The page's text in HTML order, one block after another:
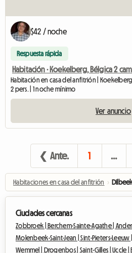
$42 / noche
Respuesta rápida
Habitación · Koekelberg, Bélgica 2
Habitación en casa del anfitrión | Koekelberg
2 pers. | 1 noche mínimo
Ver anuncio
❮ Ante. 1 …
Habitaciones en casa del anfitrión ›
Ciudades cercanas
Zobbroek | Berchem-Sainte-Agathe |
Molenbeek-Saint-Jean |Sint-Pieters-Leeuw
Wemmel |
Drogenbos | Saint-Gilles |Uccle |